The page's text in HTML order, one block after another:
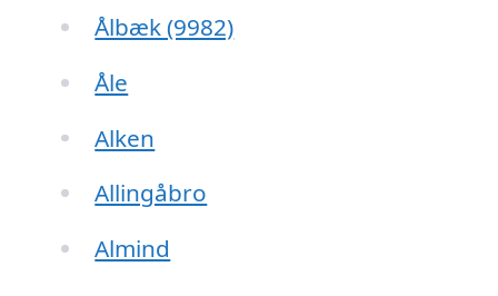
Ålbæk (9982)
Åle
Alken
Allingåbro
Almind